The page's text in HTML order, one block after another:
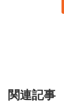
関連記事